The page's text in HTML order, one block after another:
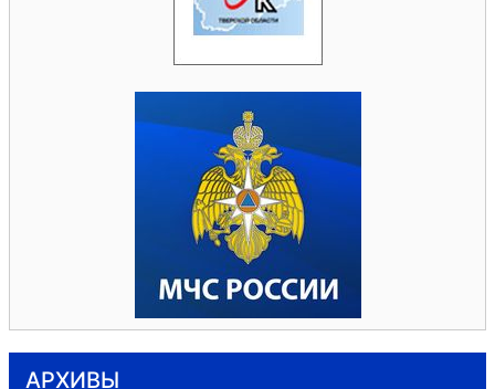
АРХИВЫ